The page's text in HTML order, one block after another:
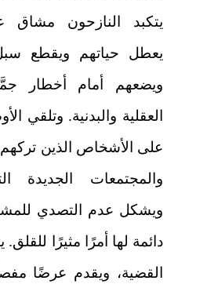
يتكبد النازحون مشاق
يعطل حياتهم ويقطع
ويضعهم أمام أخطار
العقلية والبدنية. وتلقي
على الأشخاص الذين
والمجتمعات الجديدة
ويشكل عدم التصدي
دائمة لها أمرًا مثيرًا للقلق.
القضية، ويقدم عرضًا